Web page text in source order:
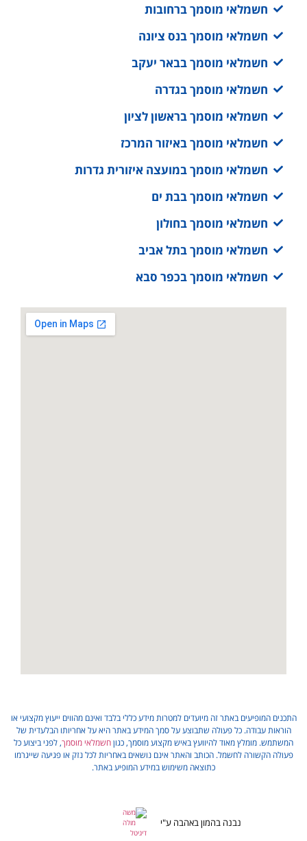
חשמלאי מוסמך ברחובות
חשמלאי מוסמך בנס ציונה
חשמלאי מוסמך בבאר יעקב
חשמלאי מוסמך בגדרה
חשמלאי מוסמך בראשון לציון
חשמלאי מוסמך באיזור המרכז
חשמלאי מוסמך במועצה איזורית גדרות
חשמלאי מוסמך בבת ים
חשמלאי מוסמך בחולון
חשמלאי מוסמך בתל אביב
חשמלאי מוסמך בכפר סבא
התכנים המופיעים באתר זה מיועדים למטרות מידע כללי בלבד ואינם מהווים ייעוץ מקצועי או
הוראות עבודה. כל פעולה שתבוצע על סמך המידע באתר היא על אחריותו הבלעדית של
המשתמש. מומלץ מאוד להיוועץ באיש מקצוע מוסמך, כגוןחשמלאי מוסמך, לפני ביצוע כל
פעולה הקשורה לחשמל. הכותב והאתר אינם נושאים באחריות לכל נזק או פגיעה שייגרמו
כתוצאה משימוש במידע המופיע באתר.
נבנה בהמון באהבה ע"י